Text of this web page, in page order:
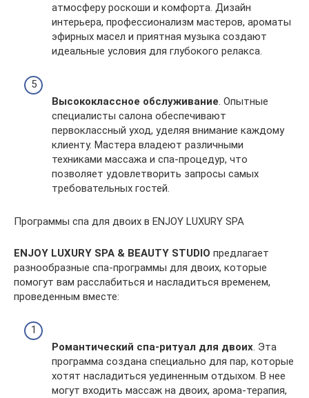
атмосферу роскоши и комфорта. Дизайн
интерьера, профессионализм мастеров, ароматы
эфирных масел и приятная музыка создают
идеальные условия для глубокого релакса.
Высококлассное обслуживание . Опытные
специалисты салона обеспечивают
первоклассный уход, уделяя внимание каждому
клиенту. Мастера владеют различными
техниками массажа и спа-процедур, что
позволяет удовлетворить запросы самых
требовательных гостей.
Программы спа для двоих в ENJOY LUXURY SPA
ENJOY LUXURY SPA & BEAUTY STUDIO предлагает
разнообразные спа-программы для двоих, которые
помогут вам расслабиться и насладиться временем,
проведенным вместе:
Романтический спа-ритуал для двоих. Эта
программа создана специально для пар, которые
хотят насладиться уединенным отдыхом. В нее
могут входить массаж на двоих, арома-терапия,